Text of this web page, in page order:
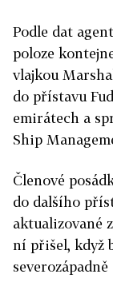
Podle dat
poloze
vlajkou
do přístavu
emirátech a
Ship
Členové
do dalšího
aktualizované
ní přišel, když